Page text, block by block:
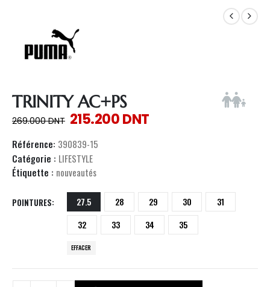
TRINITY AC+PS
269.000DNT 215.200DNT
Référence: 390839-15
Catégorie : LIFESTYLE
Étiquette : nouveautés
POINTURES 27.5 28 29 30
31
32
33 34 35
EFFACER